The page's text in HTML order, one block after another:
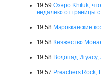
19:59 Озеро Khiluk,
недалеко от границы
19:58 Марокканские
19:58 Княжество
19:58 Водопад Игуасу,
19:57 Preachers Rock,